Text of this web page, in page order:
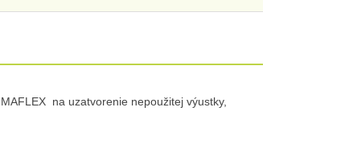
na uzatvorenie nepoužitej výustky,